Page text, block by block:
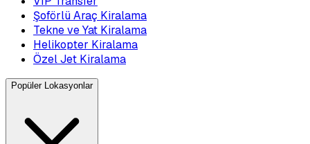
Şoförlü Araç Kiralama
Tekne ve Yat Kiralama
Helikopter Kiralama
Özel Jet Kiralama
Popüler Lokasyonlar